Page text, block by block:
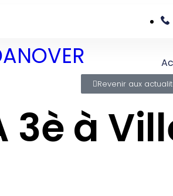
Revenir aux
3è à